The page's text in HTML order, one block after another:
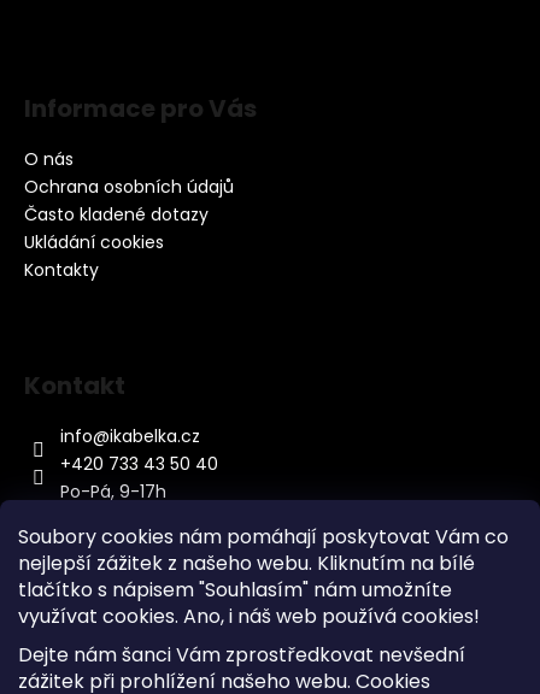
Soubory cookies nám pomáhají poskytovat Vám co
nejlepší zážitek z našeho webu. Kliknutím na bílé
tlačítko s nápisem "Souhlasím" nám umožníte
využívat cookies. Ano, i náš web používá cookies!
Dejte nám šanci Vám zprostředkovat nevšední
zážitek při prohlížení našeho webu. Cookies
Informace pro Vás
O nás
Ochrana osobních údajů
Často kladené dotazy
Ukládání cookies
Kontakty
Kontakt
info@ikabelka.cz
+420 733 43 50 40
Po-Pá, 9-17h
Kontakt
Sitemap